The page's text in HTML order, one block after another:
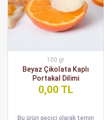
100 gr.
Beyaz Çikolata Kaplı
Portakal Dilimi
0,00 TL
Bu ürün geçici olarak temin